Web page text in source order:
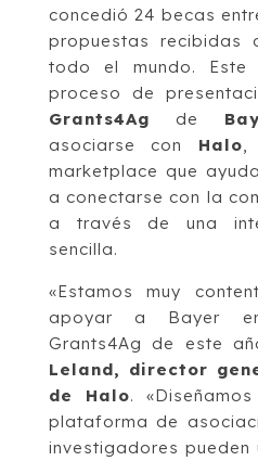
concedió 24 becas
propuestas recibidas
todo el mundo. Este
proceso de
Grants4Ag de
asociarse con Halo
marketplace que
a conectarse con la
a través de una
sencilla.
«Estamos muy
apoyar a Bayer
Grants4Ag de este
Leland, director
de Halo.
plataforma de
investigadores